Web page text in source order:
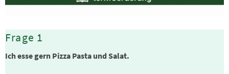
Frage 1
Ich esse gern Pizza Pasta und Salat.